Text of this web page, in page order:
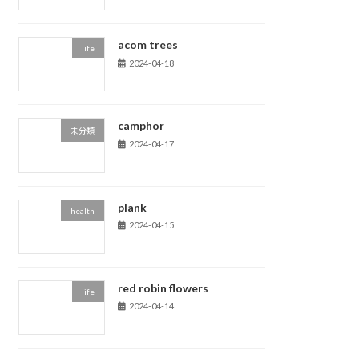
life acom trees
2024-04-18
未分類 camphor
2024-04-17
health plank
2024-04-15
life red robin flowers
2024-04-14